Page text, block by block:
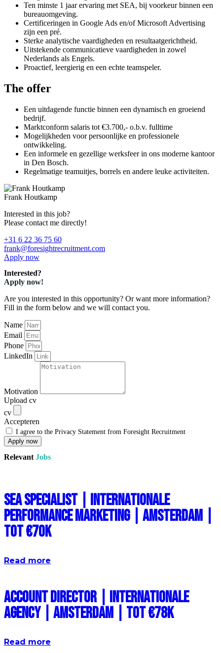
Ten minste 1 jaar ervaring met SEA, bij voorkeur binnen een
bureauomgeving.
Certificeringen in Google Ads en/of Microsoft Advertising
zijn een pré.
Sterke analytische vaardigheden en resultaatgerichtheid.
Uitstekende communicatieve vaardigheden in zowel
Nederlands als Engels.
Proactief, leergierig en een echte teamspeler.
The offer
Een uitdagende functie binnen een dynamisch en groeiend
bedrijf.
Marktconform salaris tot €3.700,- o.b.v. fulltime
Mogelijkheden voor persoonlijke en professionele
ontwikkeling.
Een informele en gezellige werksfeer in ons moderne kantoor
in Den Bosch.
Regelmatige teamuitjes, borrels en andere leuke activiteiten.
Frank Houtkamp
Interested in this job?
Please contact me directly!
+31 6 22 36 75 60
frank@foresightrecruitment.com
Apply now
Interested?
Apply now!
Are you interested in this opportunity? Or want more information?
Fill in the form below and we will contact you.
Name
Email
Phone
LinkedIn
Motivation
Upload cv
cv
Accepteren
I agree to the Privacy Statement from Foresight Recruitment
Apply now
Relevant Jobs
SEA Specialist | Internationale
Performance Marketing | Amsterdam |
Tot €70k
Read more
Account Director | Internationale
Agency | Amsterdam | Tot €78k
Read more